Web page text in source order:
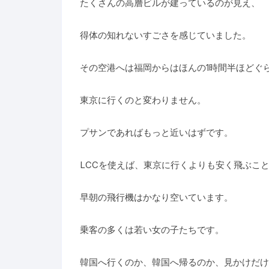
たくさんの高層ビルが建っているのが見え、
得体の知れないすごさを感じていました。
その空港へは福岡からはほんの1時間半ほどぐ
東京に行くのと変わりません。
プサンであればもっと近いはずです。
LCCを使えば、東京に行くよりも安く飛ぶこ
早朝の飛行機はかなり空いています。
乗客の多くは若い女の子たちです。
韓国へ行くのか、韓国へ帰るのか、見かけだ